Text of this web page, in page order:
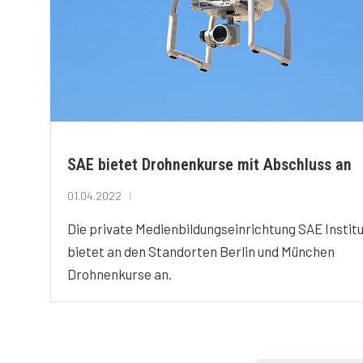
SAE bietet Drohnenkurse mit Abschluss an
01.04.2022
Die private Medienbildungseinrichtung SAE
bietet an den Standorten Berlin und München
Drohnenkurse an.